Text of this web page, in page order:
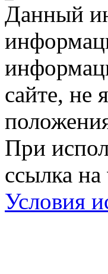
Данный
сайте, не
При
ссылка
Условия